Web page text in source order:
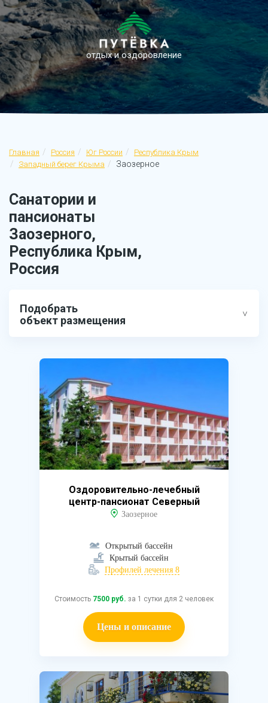
отдых и оздоровление
Главная Россия Юг России
Республика Крым
Западный берег Крыма
Заозерное
Санатории и
пансионаты
Заозерного,
Республика Крым,
Россия
Подобрать
объект размещения
Оздоровительно-лечебный
центр-пансионат Северный
Заозерное
Открытый бассейн
Крытый бассейн
Профилей лечения 8
Стоимость 7500 руб. за 1 сутки для 2 человек
Цены и описание